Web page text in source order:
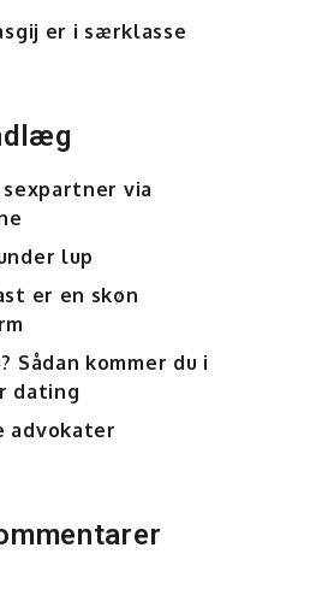
er i særklasse
via
lup
er en skøn
kommer du i
dating
advokater